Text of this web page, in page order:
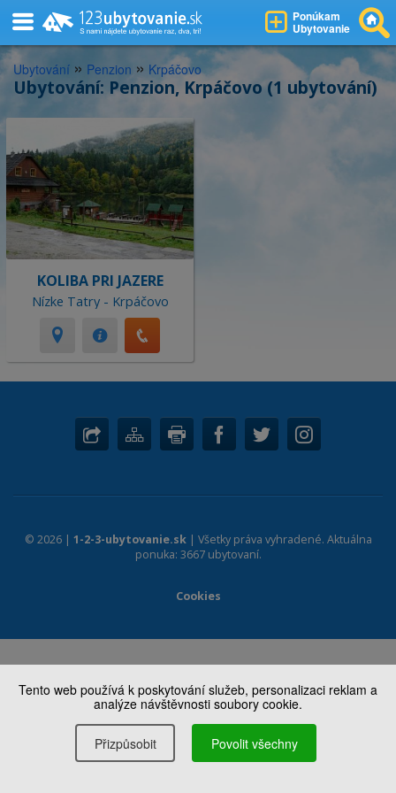
Tento web používá k poskytování služeb, personalizaci reklam a
analýze návštěvnosti soubory cookie.
Přizpůsobit Povolit všechny
Ponúkam
Ubytovanie
Ubytování » Penzion » Krpáčovo
Ubytování: Penzion, Krpáčovo (1 ubytování)
KOLIBA PRI JAZERE
Nízke Tatry - Krpáčovo
© 2026 | 1-2-3-ubytovanie.sk| Všetky práva vyhradené. Aktuálna
ponuka: 3667 ubytovaní.
Cookies